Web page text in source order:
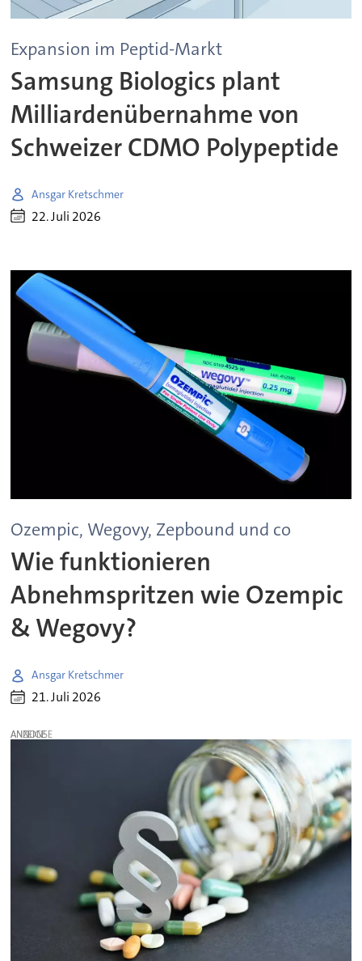
Expansion im Peptid-Markt
Samsung Biologics plant
Milliardenübernahme von
Schweizer CDMO Polypeptide
Ansgar Kretschmer
22. Juli 2026
Ozempic, Wegovy, Zepbound und co
Wie funktionieren
Abnehmspritzen wie Ozempic
& Wegovy?
Ansgar Kretschmer
21. Juli 2026
ANZEIGE